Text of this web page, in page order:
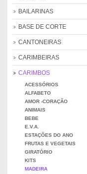
BAILARINAS
BASE DE CORTE
CANTONEIRAS
CARIMBEIRAS
CARIMBOS
ACESSÓRIOS
ALFABETO
AMOR -CORAÇÃO
ANIMAIS
BEBE
E.V.A.
ESTAÇÕES DO ANO
FRUTAS E VEGETAIS
GIRATÓRIO
KITS
MADEIRA